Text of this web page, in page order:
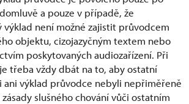
a pouze v případě, že
výklad není možné zajistit průvodcem
objektu, cizojazyčným textem nebo
poskytovaných audiozařízení. Při
třeba vždy dbát na to, aby ostatní
ani výklad průvodce nebyli nepřiměřeně
zásady slušného chování vůči ostatním